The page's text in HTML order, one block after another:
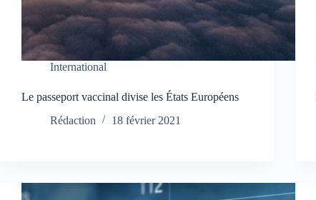
International
Le passeport vaccinal divise les États Européens
Rédaction
18 février 2021